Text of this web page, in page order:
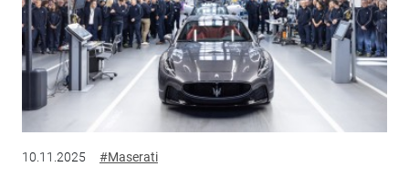
10.11.2025 #Maserati